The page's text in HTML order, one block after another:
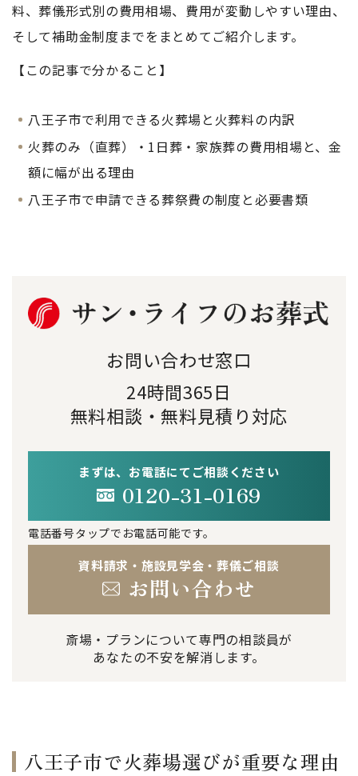
料、葬儀形式別の費用相場、費用が変動しやすい理由、
そして補助金制度までをまとめてご紹介します。
【この記事で分かること】
八王子市で利用できる火葬場と火葬料の内訳
火葬のみ（直葬）・1日葬・家族葬の費用相場と、金
額に幅が出る理由
八王子市で申請できる葬祭費の制度と必要書類
お問い合わせ窓口
24時間365日
無料相談・無料見積り対応
まずは、お電話にてご相談ください
0120-31-0169
電話番号タップでお電話可能です。
資料請求・施設見学会・葬儀ご相談
お問い合わせ
斎場・プランについて専門の相談員が
あなたの不安を解消します。
八王子市で火葬場選びが重要な理由